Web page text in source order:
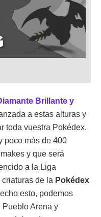
Brillante y
a estas alturas y
toda vuestra Pokédex.
poco más de 400
y que será
a la Liga
de la Pokédex
esto, podemos
Pueblo Arena y